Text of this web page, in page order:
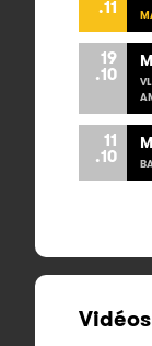
.11
19
.10
11
.10
Vidéos